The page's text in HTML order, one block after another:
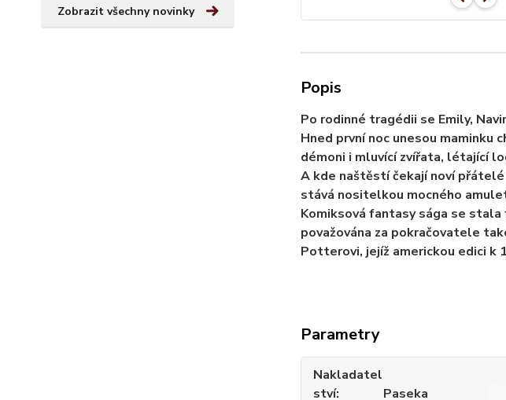
Zobrazit všechny novinky
Popis
Po rodinné tragédii se Emily,
Hned první noc unesou
démoni i mluvící zvířata, létající
A kde naštěstí čekají noví
stává nositelkou mocného
Komiksová fantasy sága se
považována za pokračovatele
Potterovi, jejíž americkou edici k
Parametry
Nakladatel
ství
Paseka